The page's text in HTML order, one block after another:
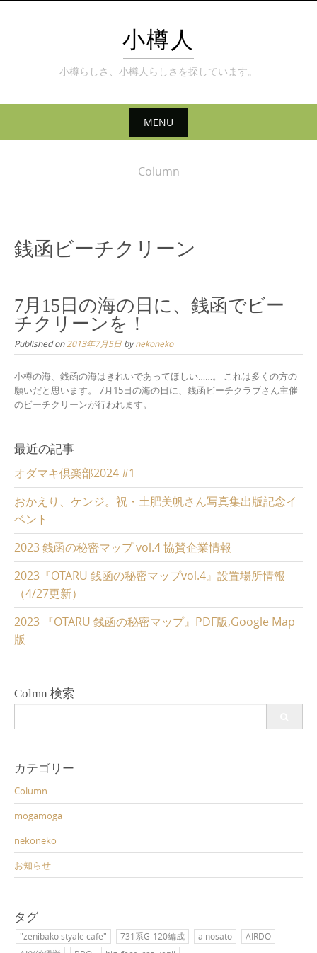
小樽人
小樽らしさ、小樽人らしさを探しています。
MENU
Column
銭函ビーチクリーン
7月15日の海の日に、銭函でビー
チクリーンを！
Published on2013年7月5日 bynekoneko
小樽の海、銭函の海はきれいであってほしい……。 これは多くの方の
願いだと思います。 7月15日の海の日に、銭函ビーチクラブさん主催
のビーチクリーンが行われます。
最近の記事
オダマキ倶楽部2024 #1
おかえり、ケンジ。祝・土肥美帆さん写真集出版記念イ
ベント
2023 銭函の秘密マップ vol.4 協賛企業情報
2023『OTARU 銭函の秘密マップvol.4』設置場所情報
（4/27更新）
2023 『OTARU 銭函の秘密マップ』PDF版,Google Map
版
Colmn 検索
カテゴリー
Column
mogamoga
nekoneko
お知らせ
タグ
"zenibako styale cafe" 731系G-120編成 ainosato
AIRDO